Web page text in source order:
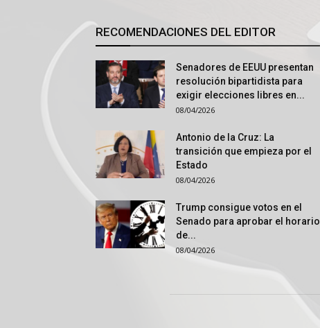
RECOMENDACIONES DEL EDITOR
Senadores de EEUU presentan
resolución bipartidista para
exigir elecciones libres en...
08/04/2026
Antonio de la Cruz: La
transición que empieza por el
Estado
08/04/2026
Trump consigue votos en el
Senado para aprobar el horario
de...
08/04/2026